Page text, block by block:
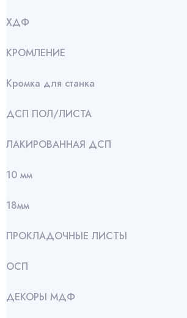
ХДФ
КРОМЛЕНИЕ
Кромка для станка
ДСП ПОЛ/ЛИСТА
ЛАКИРОВАННАЯ ДСП
10 мм
18мм
ПРОКЛАДОЧНЫЕ ЛИСТЫ
ОСП
ДЕКОРЫ МДФ